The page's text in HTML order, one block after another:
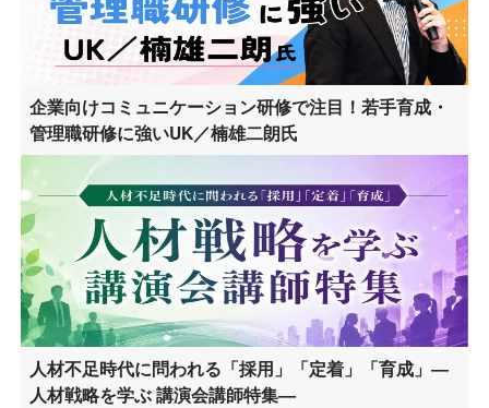
企業向けコミュニケーション研修で注目！若手育成・
管理職研修に強いUK／楠雄二朗氏
人材不足時代に問われる「採用」「定着」「育成」―
人材戦略を学ぶ 講演会講師特集―